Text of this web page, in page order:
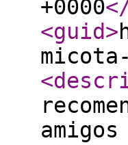
+0000
<guid>